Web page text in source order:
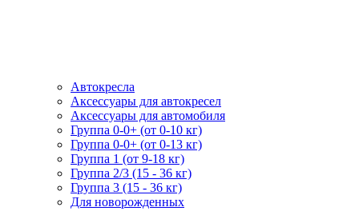
Автокресла
Аксессуары для автокресел
Аксессуары для автомобиля
Группа 0-0+ (от 0-10 кг)
Группа 0-0+ (от 0-13 кг)
Группа 1 (от 9-18 кг)
Группа 2/3 (15 - 36 кг)
Группа 3 (15 - 36 кг)
Для новорожденных